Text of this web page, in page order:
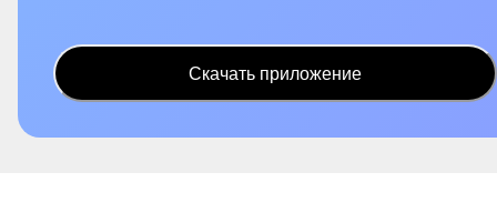
Скачать приложение